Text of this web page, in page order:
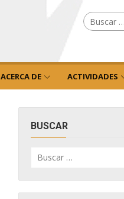
Buscar
por:
ACERCA DE ACTIVIDADES
BUSCAR
por: